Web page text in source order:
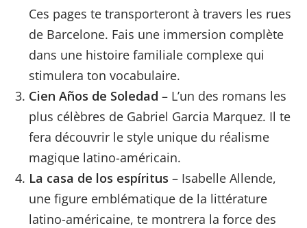
Ces pages te transporteront à travers les rues
de Barcelone. Fais une immersion complète
dans une histoire familiale complexe qui
stimulera ton vocabulaire.
Cien Años de Soledad – L’un des romans les
plus célèbres de Gabriel Garcia Marquez. Il te
fera découvrir le style unique du réalisme
magique latino-américain.
La casa de los espíritus – Isabelle Allende,
une figure emblématique de la littérature
latino-américaine, te montrera la force des